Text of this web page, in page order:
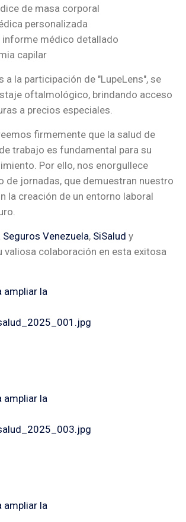
de masa corporal
personalizada
informe médico detallado
capilar
a la participación de "LupeLens", se
oftalmológico, brindando acceso
a precios especiales.
firmemente que la salud de
trabajo es fundamental para su
Por ello, nos enorgullece
de jornadas, que demuestran nuestro
la creación de un entorno laboral
Seguros Venezuela, SiSalud y
valiosa colaboración en esta exitosa